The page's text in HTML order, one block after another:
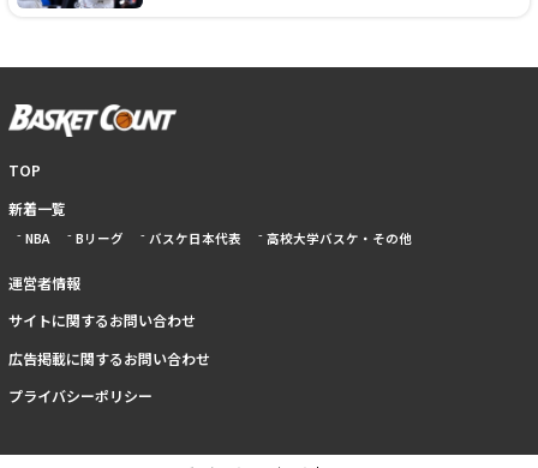
TOP
新着一覧
NBA Bリーグ バスケ日本代表 高校大学バスケ・その他
運営者情報
サイトに関するお問い合わせ
広告掲載に関するお問い合わせ
プライバシーポリシー